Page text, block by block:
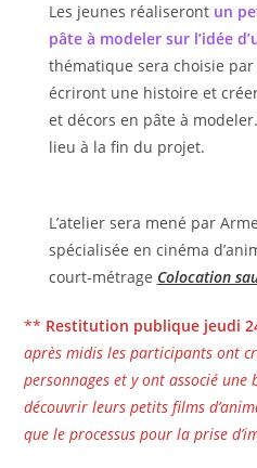
Les jeunes réaliserontun
pâte à modeler sur l’idée
thématique sera choisie par
écriront une histoire et
et décors en pâte à
lieu à la fin du projet.
L’atelier sera mené par
spécialisée en cinéma
court-métrage Colocation
** Restitution publique jeudi
après midis les participants ont
personnages et y ont associé
découvrir leurs petits films
que le processus pour la prise